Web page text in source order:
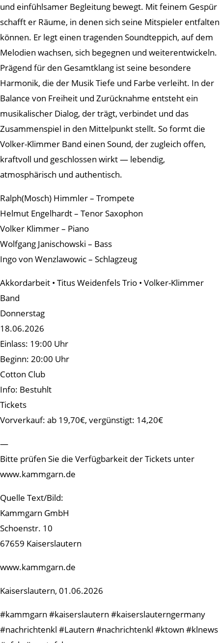
und einfühlsamer Begleitung bewegt. Mit feinem Gespür
schafft er Räume, in denen sich seine Mitspieler entfalten
können. Er legt einen tragenden Soundteppich, auf dem
Melodien wachsen, sich begegnen und weiterentwickeln.
Prägend für den Gesamtklang ist seine besondere
Harmonik, die der Musik Tiefe und Farbe verleiht. In der
Balance von Freiheit und Zurücknahme entsteht ein
musikalischer Dialog, der trägt, verbindet und das
Zusammenspiel in den Mittelpunkt stellt. So formt die
Volker-Klimmer Band einen Sound, der zugleich offen,
kraftvoll und geschlossen wirkt — lebendig,
atmosphärisch und authentisch.
Ralph(Mosch) Himmler – Trompete
Helmut Engelhardt – Tenor Saxophon
Volker Klimmer – Piano
Wolfgang Janischowski – Bass
Ingo von Wenzlawowic – Schlagzeug
Akkordarbeit • Titus Weidenfels Trio • Volker-Klimmer
Band
Donnerstag
18.06.2026
Einlass: 19:00 Uhr
Beginn: 20:00 Uhr
Cotton Club
Info: Bestuhlt
Tickets
Vorverkauf: ab 19,70€, vergünstigt: 14,20€
—
Bitte prüfen Sie die Verfügbarkeit der Tickets unter
www.kammgarn.de
Quelle Text/Bild:
Kammgarn GmbH
Schoenstr. 10
67659 Kaiserslautern
www.kammgarn.de
Kaiserslautern, 01.06.2026
#kammgarn #kaiserslautern #kaiserslauterngermany
#nachrichtenkl #Lautern #nachrichtenkl #ktown #klnews